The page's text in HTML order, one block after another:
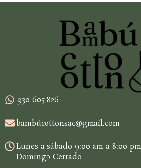
930 605 826
bambúcottonsac@gmail.com
Lunes a sábado 9:00 am a 8:00 pm
Domingo Cerrado